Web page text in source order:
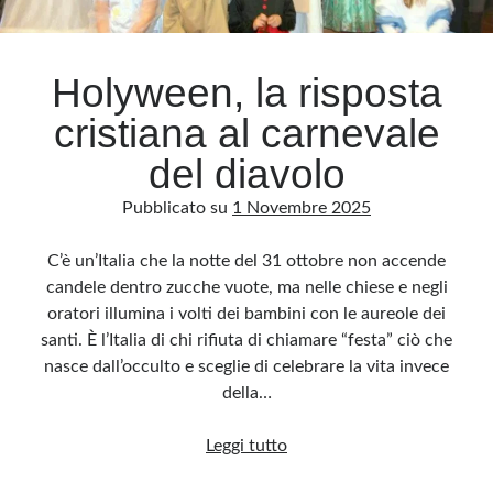
Archivio
Questo blog non rappresenta una testata giornalistica, in quanto viene aggiornato
senza alcuna periodicità. Non può pertanto considerarsi un prodotto editoriale ai
sensi della legge n· 62 del 7.03.2001. L’autore non è responsabile di quanto
pubblicato dai lettori nei commenti ai vari post. Saranno comunque cancellati quelli
ritenuti offensivi o lesivi dell’immagine o dell’onorabilità di terzi, di genere spam,
razzisti o che contengano dati personali non conformi al rispetto delle norme sulla
privacy. Alcune immagini inserite in questo blog sono tratte da Internet e, pertanto,
immediatamente rimosse. L’autore del blog non è responsabile dei siti collegati
Holyween, la risposta
cristiana al carnevale
del diavolo
Pubblicato su 1 Novembre 2025
C’è un’Italia che la notte del 31 ottobre non accende
candele dentro zucche vuote, ma nelle chiese e negli
oratori illumina i volti dei bambini con le aureole dei
santi. È l’Italia di chi rifiuta di chiamare “festa” ciò che
nasce dall’occulto e sceglie di celebrare la vita invece
della…
Leggi tuttoHolyween,